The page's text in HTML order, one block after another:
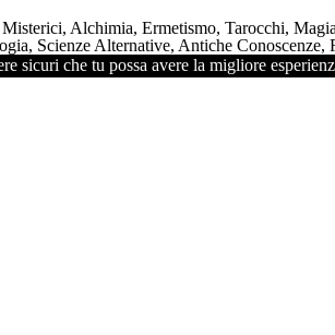
Alchimia, Ermetismo, Tarocchi,
Scienze Alternative, Antiche
sicuri che tu possa avere la migliore